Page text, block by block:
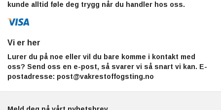
kunde alltid føle deg trygg når du handler hos oss.
Vi er her
Lurer du på noe eller vil du bare komme i kontakt med
oss? Send oss en e-post, så svarer vi så snart vi kan. E-
postadresse: post@vakrestoffogsting.no